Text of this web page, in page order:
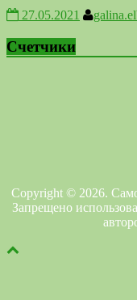
27.05.2021
Счетчики
Copyright © 2026.
Запрещено